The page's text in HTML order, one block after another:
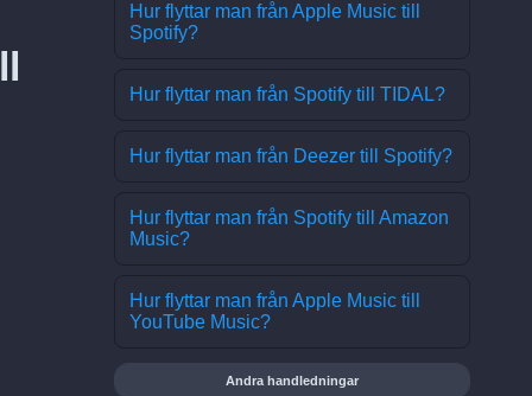
Hur flyttar man från Apple Music till
Spotify?
Hur flyttar man från Spotify till TIDAL?
Hur flyttar man från Deezer till Spotify?
Hur flyttar man från Spotify till Amazon
Music?
Hur flyttar man från Apple Music till
YouTube Music?
Andra handledningar